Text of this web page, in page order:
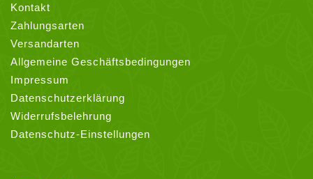
Kontakt
Zahlungsarten
Versandarten
Allgemeine Geschäftsbedingungen
Impressum
Datenschutzerklärung
Widerrufsbelehrung
Datenschutz-Einstellungen